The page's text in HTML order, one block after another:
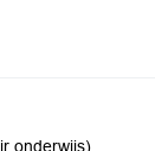
onderwijs)